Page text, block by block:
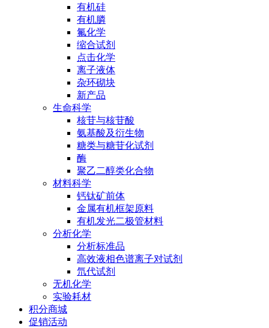
有机硅
有机膦
氟化学
缩合试剂
点击化学
离子液体
杂环砌块
新产品
生命科学
核苷与核苷酸
氨基酸及衍生物
糖类与糖苷化试剂
酶
聚乙二醇类化合物
材料科学
钙钛矿前体
金属有机框架原料
有机发光二极管材料
分析化学
分析标准品
高效液相色谱离子对试剂
氘代试剂
无机化学
实验耗材
积分商城
促销活动